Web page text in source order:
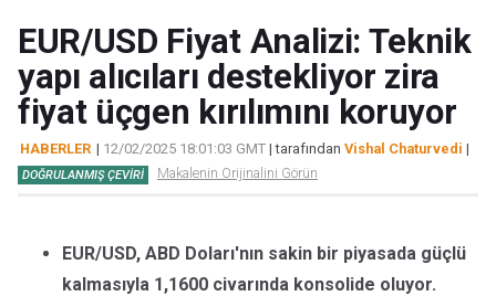
EUR/USD Fiyat Analizi: Teknik
yapı alıcıları destekliyor zira
fiyat üçgen kırılımını koruyor
HABERLER | 12/02/2025 18:01:03 GMT | tarafından Vishal Chaturvedi |
DOĞRULANMIŞ ÇEVIRI Makalenin Orijinalini Görün
EUR/USD, ABD Doları'nın sakin bir piyasada güçlü
kalmasıyla 1,1600 civarında konsolide oluyor.